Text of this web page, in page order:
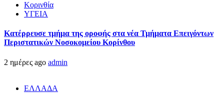
Κορινθία
ΥΓΕΙΑ
Kατέρρευσε τμήμα της οροφής στα νέα Τμήματα Επειγόντων
Περιστατικών Νοσοκομείου Κορίνθου
2 ημέρες ago admin
ΕΛΛΑΔΑ